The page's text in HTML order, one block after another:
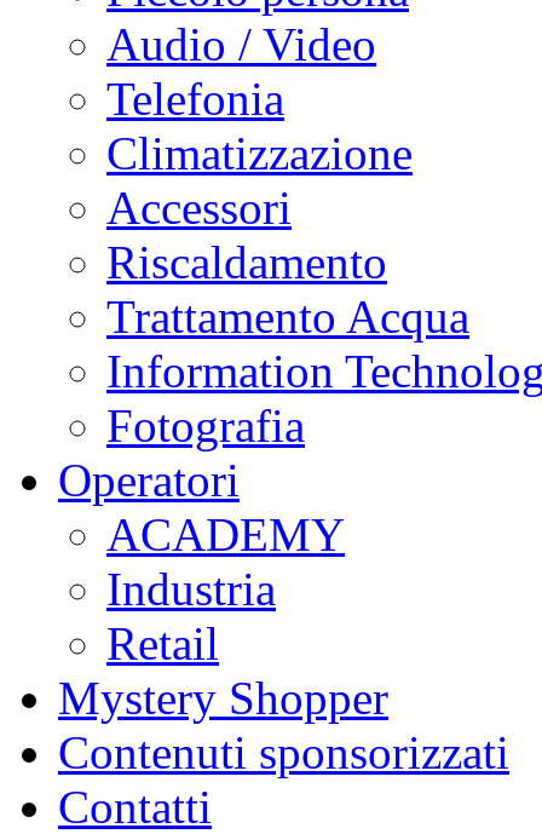
Audio / Video
Telefonia
Climatizzazione
Accessori
Riscaldamento
Trattamento Acqua
Information
Fotografia
Operatori
ACADEMY
Industria
Retail
Mystery Shopper
Contenuti sponsorizzati
Contatti